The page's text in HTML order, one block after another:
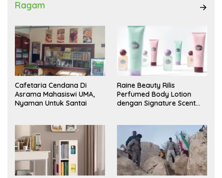
Ragam
Cafetaria Cendana Di
Asrama Mahasiswi UMA,
Nyaman Untuk Santai
Raine Beauty Rilis
Perfumed Body Lotion
dengan Signature Scent